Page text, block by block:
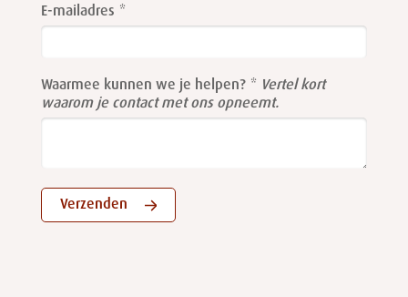
this
field
E-mailadres
Waarmee kunnen we je helpen?
Vertel kort
waarom je contact met ons opneemt.
Verzenden